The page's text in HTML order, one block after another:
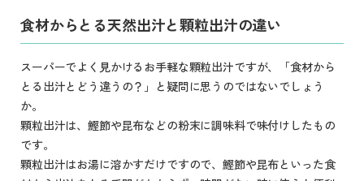
食材からとる天然出汁と顆粒出汁の違い
スーパーでよく見かけるお手軽な顆粒出汁ですが、「食材から
とる出汁とどう違うの？」と疑問に思うのではないでしょう
か。
顆粒出汁は、鰹節や昆布などの粉末に調味料で味付けしたもの
です。
顆粒出汁はお湯に溶かすだけですので、鰹節や昆布といった食